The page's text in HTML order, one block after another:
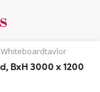
BxH 3000 x 1200